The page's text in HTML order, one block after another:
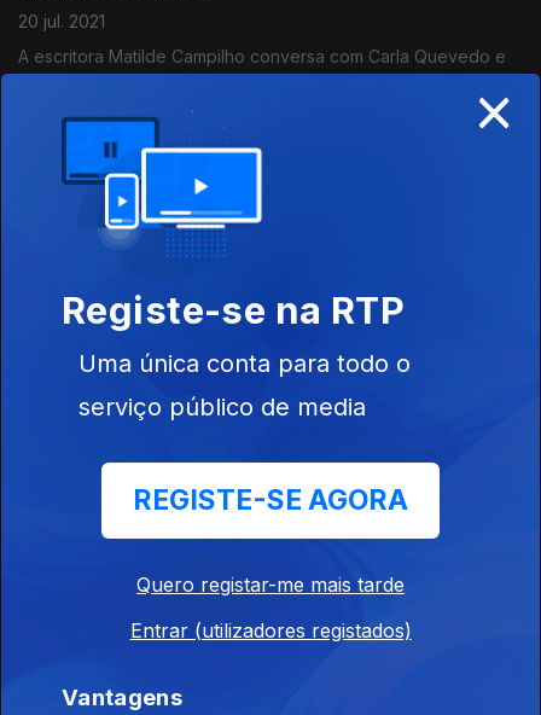
20 jul. 2021
A escritora Matilde Campilho conversa com Carla Quevedo e
Matilde Torres Pereira sobre o seu dia a dia, as suas obras e a
recorda a poeta Emily Dickinson.
Maria Natália Lima de Faria
Maria Natália Lima de Faria, nascida em 1925 e estudante de
ciências físico-químicas, conversa com Carla Quevedo e
onde se destaca Clarice Lispector.
Isabel Capeloa Gil
Isabel Capeloa Gil, investigadora, conversa com Carla
êxito e status, num episodio onde se destaca Malala
Yousafzai, Nobel da Paz.
Noélia Canudo, psicóloga clínica, conversa
sobre a saúde mental e as mulheres no
exercício da psicologia, num episódio em que
se recorda o caso da paciente Dora, de
×
Registe-se na RTP
Uma única conta para todo o
serviço público de media
REGISTE-SE AGORA
Quero registar-me mais tarde
Entrar (utilizadores registados)
Vantagens